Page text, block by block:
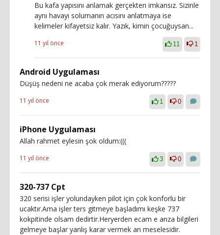
Bu kafa yapısını anlamak gerçekten imkansız. Sizinle
aynı havayı solumanın acısını anlatmaya ise
kelimeler kifayetsiz kalır. Yazık, kimin çocuğuysan...
11 yıl önce 11 1
Android Uygulaması
Düşüş nedeni ne acaba çok merak ediyorum?????
11 yıl önce 1 0
iPhone Uygulaması
Allah rahmet eylesin şok oldum:(((
11 yıl önce 3 0
320-737 Cpt
320 serisi işler yolundayken pilot için çok konforlu bir
ucaktır.Ama işler ters gitmeye başladımı keşke 737
kokpitinde olsam dedirtir.Heryerden ecam e arıza bilgileri
gelmeye başlar yanlış karar vermek an meselesidir.